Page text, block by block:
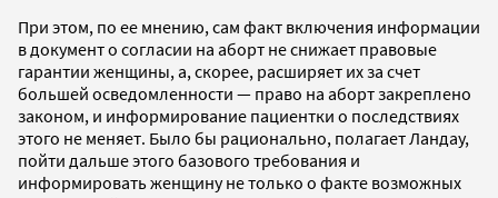
При этом, по ее мнению, сам факт включения информации
в документ о согласии на аборт не снижает правовые
гарантии женщины, а, скорее, расширяет их за счет
большей осведомленности — право на аборт закреплено
законом, и информирование пациентки о последствиях
этого не меняет. Было бы рационально, полагает Ландау,
пойти дальше этого базового требования и
информировать женщину не только о факте возможных